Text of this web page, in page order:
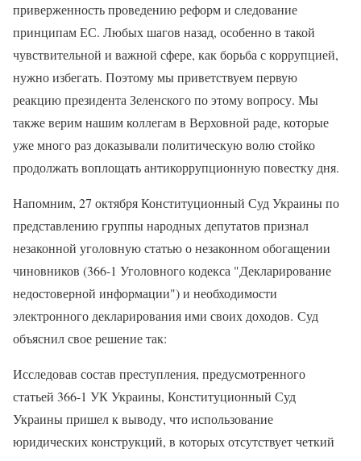
приверженность проведению реформ и следование
принципам ЕС. Любых шагов назад, особенно в такой
чувствительной и важной сфере, как борьба с коррупцией,
нужно избегать. Поэтому мы приветствуем первую
реакцию президента Зеленского по этому вопросу. Мы
также верим нашим коллегам в Верховной раде, которые
уже много раз доказывали политическую волю стойко
продолжать воплощать антикоррупционную повестку дня.
Напомним, 27 октября Конституционный Суд Украины по
представлению группы народных депутатов признал
незаконной уголовную статью о незаконном обогащении
чиновников (366-1 Уголовного кодекса "Декларирование
недостоверной информации") и необходимости
электронного декларирования ими своих доходов. Суд
объяснил свое решение так:
Исследовав состав преступления, предусмотренного
статьей 366-1 УК Украины, Конституционный Суд
Украины пришел к выводу, что использование
юридических конструкций, в которых отсутствует четкий